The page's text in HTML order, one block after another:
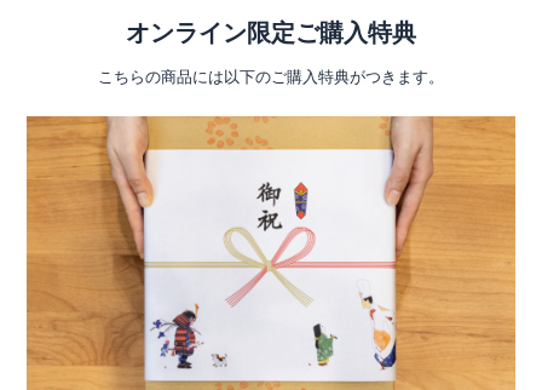
オンライン限定ご購入特典
こちらの商品には以下のご購入特典がつきます。